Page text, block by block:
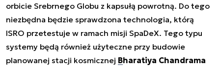
orbicie Srebrnego Globu z kapsułą powrotną. Do tego
niezbędna będzie sprawdzona technologia, którą
ISRO przetestuje w ramach misji SpaDeX. Tego typu
systemy będą również użyteczne przy budowie
planowanej stacji kosmicznej Bharatiya Chandrama